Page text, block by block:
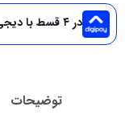
در ۴ قسط با دیجی‌پی
توضیحات